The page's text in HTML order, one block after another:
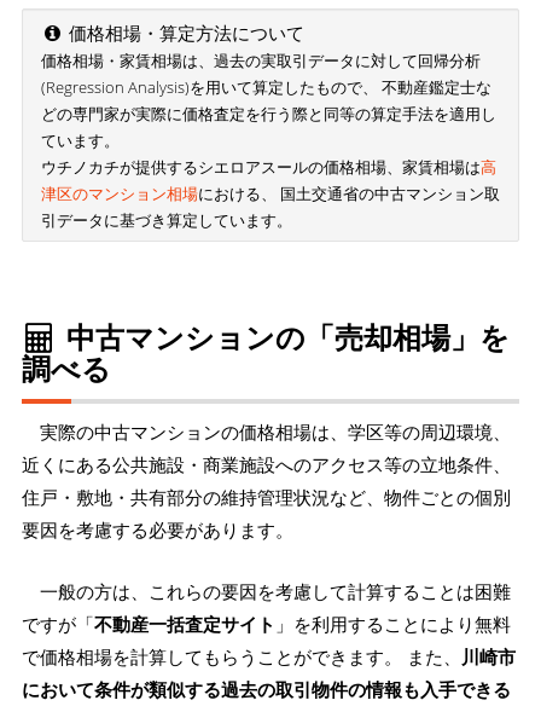
価格相場・算定方法について
価格相場・家賃相場は、過去の実取引データに対して回帰分析
(Regression Analysis)を用いて算定したもので、 不動産鑑定士な
どの専門家が実際に価格査定を行う際と同等の算定手法を適用し
ています。
ウチノカチが提供するシエロアスールの価格相場、家賃相場は高
津区のマンション相場における、 国土交通省の中古マンション取
引データに基づき算定しています。
中古マンションの「売却相場」を
調べる
実際の中古マンションの価格相場は、学区等の周辺環境、
近くにある公共施設・商業施設へのアクセス等の立地条件、
住戸・敷地・共有部分の維持管理状況など、物件ごとの個別
要因を考慮する必要があります。
一般の方は、これらの要因を考慮して計算することは困難
ですが「不動産一括査定サイト 」を利用することにより無料
で価格相場を計算してもらうことができます。 また、 川崎市
において条件が類似する過去の取引物件の情報も入手できる